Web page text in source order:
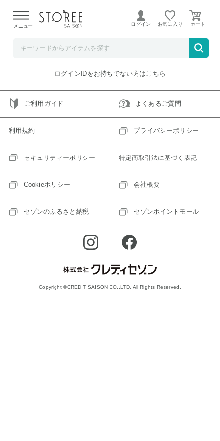
よる配送遅延が発生しております。
メニュー ログイン お気に入り
ご指定のアイテムは取り扱い終了、またはただいま取り扱い
トップへ戻る
ログインIDをお持ちでない方はこちら
ご利用ガイド よくあるご質問
利用規約 プライバシーポリシー
セキュリティーポリシー 特定商取引法に基づく表記
Cookieポリシー 会社概要
セゾンのふるさと納税 セゾンポイントモール
Copyright ©CREDIT SAISON CO.,LTD. All Rights Reserved.